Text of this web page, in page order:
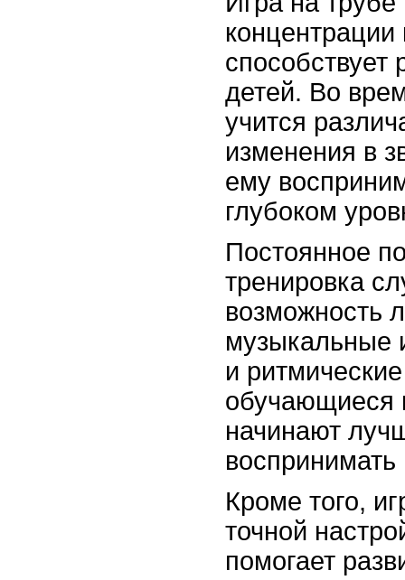
способствует
детей. Во
учится
изменения в
ему
глубоком
Постоянное
тренировка
возможность
музыкальные
и
обучающиеся
начинают
Кроме того,
точной
помогает